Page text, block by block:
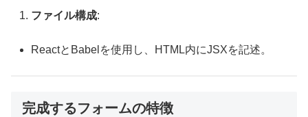
ファイル構成:
ReactとBabelを使用し、HTML内にJSXを記述。
完成するフォームの特徴